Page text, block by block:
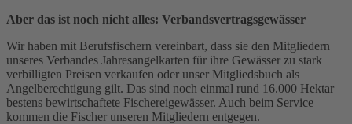
Aber das ist noch nicht alles: Verbandsvertragsgewässer
Wir haben mit Berufsfischern vereinbart, dass sie den Mitgliedern
unseres Verbandes Jahresangelkarten für ihre Gewässer zu stark
verbilligten Preisen verkaufen oder unser Mitgliedsbuch als
Angelberechtigung gilt. Das sind noch einmal rund 16.000 Hektar
bestens bewirtschaftete Fischereigewässer. Auch beim Service
kommen die Fischer unseren Mitgliedern entgegen.